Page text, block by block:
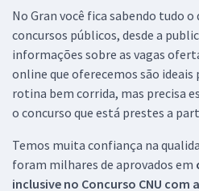
No Gran você fica sabendo tudo o
concursos públicos, desde a
informações sobre as vagas
online que oferecemos são ideais
rotina bem corrida, mas precisa
o concurso que está prestes a
Temos muita confiança na
foram milhares de aprovados em
inclusive no Concurso CNU com